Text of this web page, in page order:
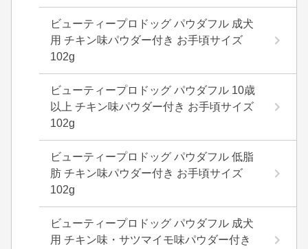
ビューティープロドッグ パウダフル 成犬
用 チキン味パウダー付き お手頃サイズ
102g
ビューティープロドッグ パウダフル 10歳
以上 チキン味パウダー付き お手頃サイズ
102g
ビューティープロドッグ パウダフル 低脂
肪 チキン味パウダー付き お手頃サイズ
102g
ビューティープロドッグ パウダフル 成犬
用 チキン味・サツマイモ味パウダー付き